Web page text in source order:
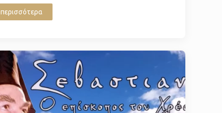
περισσότερα